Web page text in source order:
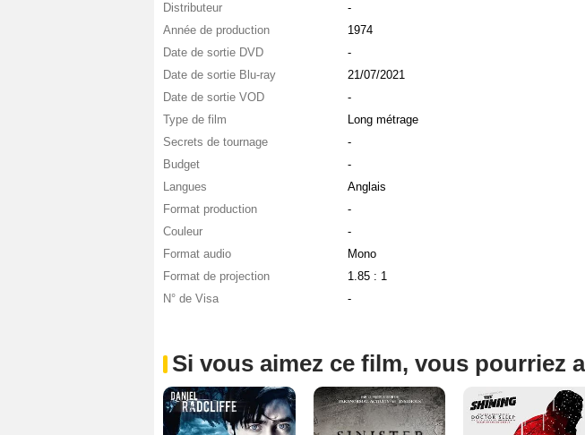
Distributeur
-
Année de production
1974
Date de sortie DVD
-
Date de sortie Blu-ray
21/07/2021
Date de sortie VOD
-
Type de film
Long métrage
Secrets de tournage
-
Budget
-
Langues
Anglais
Format production
-
Couleur
-
Format audio
Mono
Format de projection
1.85 : 1
N° de Visa
-
Si vous aimez ce film, vous pourriez